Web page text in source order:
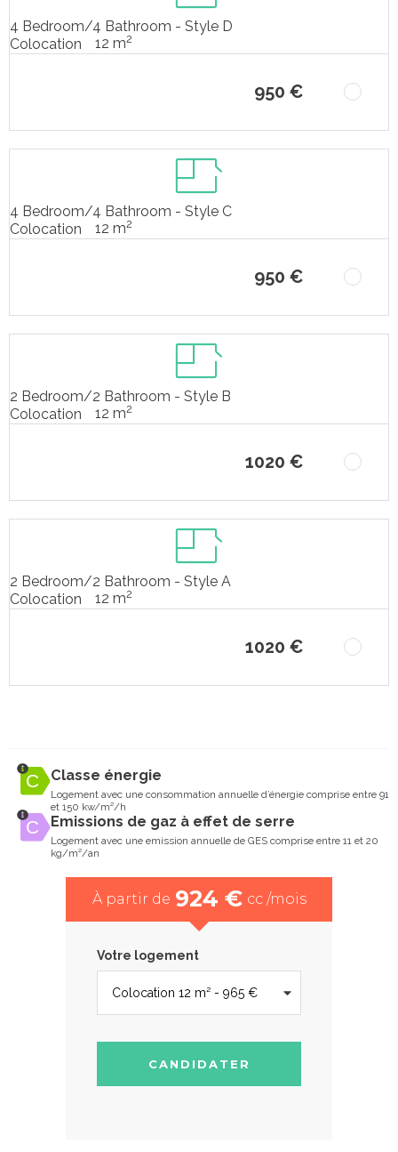
4 Bedroom/4 Bathroom - Style D
Colocation
12 m2
950 €
4 Bedroom/4 Bathroom - Style C
Colocation
12 m2
950 €
2 Bedroom/2 Bathroom - Style B
Colocation
12 m2
1020 €
2 Bedroom/2 Bathroom - Style A
Colocation
12 m2
1020 €
Classe énergie
Logement avec une consommation annuelle d’énergie comprise entre 91
et 150 kw/m²/h
Emissions de gaz à effet de serre
Logement avec une emission annuelle de GES comprise entre 11 et 20
kg/m²/an
À partir de 924 € cc /mois
Votre logement
CANDIDATER